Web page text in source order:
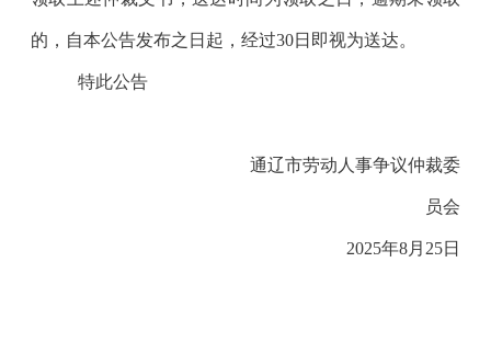
的，自本公告发布之日起，经过30日即视为送达。
特此公告
通辽市劳动人事争议仲裁委
员会
2025年8月 25日